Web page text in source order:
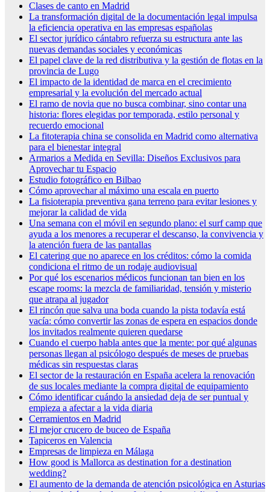
Clases de canto en Madrid
La transformación digital de la documentación legal impulsa
la eficiencia operativa en las empresas españolas
El sector jurídico cántabro refuerza su estructura ante las
nuevas demandas sociales y económicas
El papel clave de la red distributiva y la gestión de flotas en la
provincia de Lugo
El impacto de la identidad de marca en el crecimiento
empresarial y la evolución del mercado actual
El ramo de novia que no busca combinar, sino contar una
historia: flores elegidas por temporada, estilo personal y
recuerdo emocional
La fitoterapia china se consolida en Madrid como alternativa
para el bienestar integral
Armarios a Medida en Sevilla: Diseños Exclusivos para
Aprovechar tu Espacio
Estudio fotográfico en Bilbao
Cómo aprovechar al máximo una escala en puerto
La fisioterapia preventiva gana terreno para evitar lesiones y
mejorar la calidad de vida
Una semana con el móvil en segundo plano: el surf camp que
ayuda a los menores a recuperar el descanso, la convivencia y
la atención fuera de las pantallas
El catering que no aparece en los créditos: cómo la comida
condiciona el ritmo de un rodaje audiovisual
Por qué los escenarios médicos funcionan tan bien en los
escape rooms: la mezcla de familiaridad, tensión y misterio
que atrapa al jugador
El rincón que salva una boda cuando la pista todavía está
vacía: cómo convertir las zonas de espera en espacios donde
los invitados realmente quieren quedarse
Cuando el cuerpo habla antes que la mente: por qué algunas
personas llegan al psicólogo después de meses de pruebas
médicas sin respuestas claras
El sector de la restauración en España acelera la renovación
de sus locales mediante la compra digital de equipamiento
Cómo identificar cuándo la ansiedad deja de ser puntual y
empieza a afectar a la vida diaria
Cerramientos en Madrid
El mejor crucero de buceo de España
Tapiceros en Valencia
Empresas de limpieza en Málaga
How good is Mallorca as destination for a destination
wedding?
El aumento de la demanda de atención psicológica en Asturias